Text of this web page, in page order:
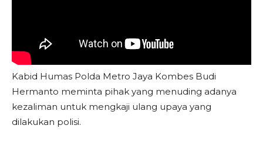
Kabid Humas Polda Metro Jaya Kombes Budi
Hermanto meminta pihak yang menuding adanya
kezaliman untuk mengkaji ulang upaya yang
dilakukan polisi.